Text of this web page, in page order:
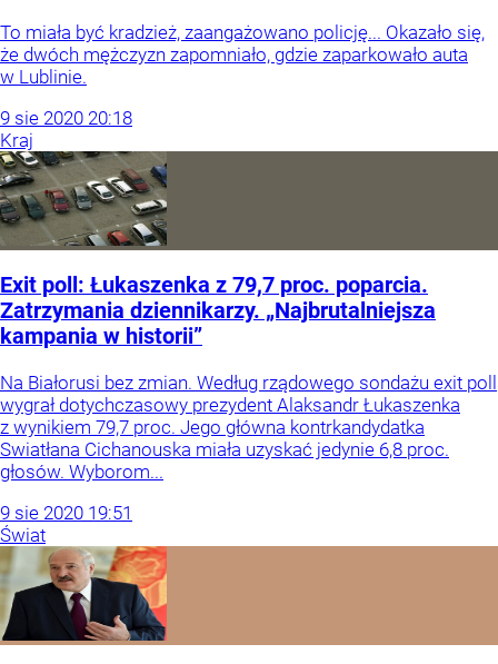
To miała być kradzież, zaangażowano policję... Okazało się,
że dwóch mężczyzn zapomniało, gdzie zaparkowało auta
w Lublinie.
9 sie 2020 20:18
Kraj
Exit poll: Łukaszenka z 79,7 proc. poparcia.
Zatrzymania dziennikarzy. „Najbrutalniejsza
kampania w historii”
Na Białorusi bez zmian. Według rządowego sondażu exit poll
wygrał dotychczasowy prezydent Alaksandr Łukaszenka
z wynikiem 79,7 proc. Jego główna kontrkandydatka
Swiatłana Cichanouska miała uzyskać jedynie 6,8 proc.
głosów. Wyborom...
9 sie 2020 19:51
Świat